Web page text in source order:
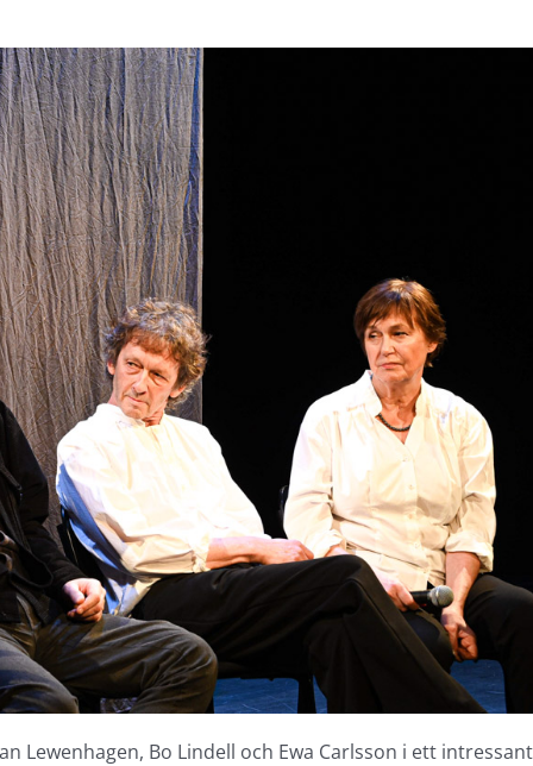
Lewenhagen, Bo Lindell och Ewa Carlsson i ett intressant